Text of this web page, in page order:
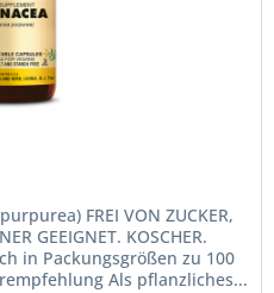
FREI VON ZUCKER,
GEEIGNET. KOSCHER.
in Packungsgrößen zu 100
Als pflanzliches...